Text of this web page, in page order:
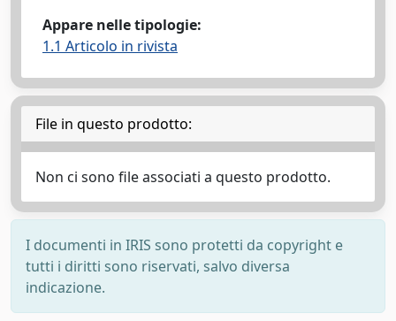
Appare nelle tipologie:
1.1 Articolo in rivista
File in questo prodotto:
Non ci sono file associati a questo prodotto.
I documenti in IRIS sono protetti da copyright e
tutti i diritti sono riservati, salvo diversa
indicazione.